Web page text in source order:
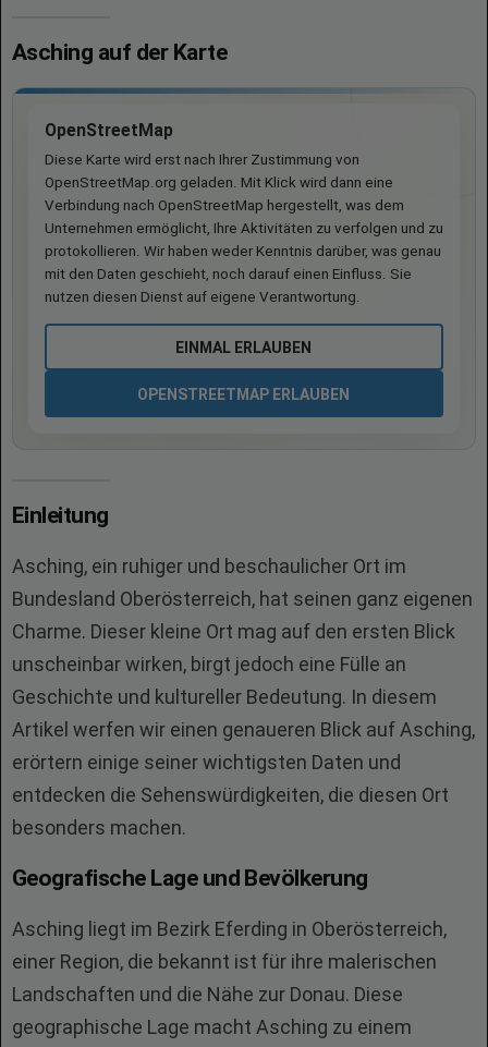
Asching auf der Karte
OpenStreetMap
Diese Karte wird erst nach Ihrer Zustimmung von
OpenStreetMap.org geladen. Mit Klick wird dann eine
Verbindung nach OpenStreetMap hergestellt, was dem
Unternehmen ermöglicht, Ihre Aktivitäten zu verfolgen und zu
protokollieren. Wir haben weder Kenntnis darüber, was genau
mit den Daten geschieht, noch darauf einen Einfluss. Sie
nutzen diesen Dienst auf eigene Verantwortung.
EINMAL ERLAUBEN
OPENSTREETMAP ERLAUBEN
Einleitung
Asching, ein ruhiger und beschaulicher Ort im
Bundesland Oberösterreich, hat seinen ganz eigenen
Charme. Dieser kleine Ort mag auf den ersten Blick
unscheinbar wirken, birgt jedoch eine Fülle an
Geschichte und kultureller Bedeutung. In diesem
Artikel werfen wir einen genaueren Blick auf Asching,
erörtern einige seiner wichtigsten Daten und
entdecken die Sehenswürdigkeiten, die diesen Ort
besonders machen.
Geografische Lage und Bevölkerung
Asching liegt im Bezirk Eferding in Oberösterreich,
einer Region, die bekannt ist für ihre malerischen
Landschaften und die Nähe zur Donau. Diese
geographische Lage macht Asching zu einem